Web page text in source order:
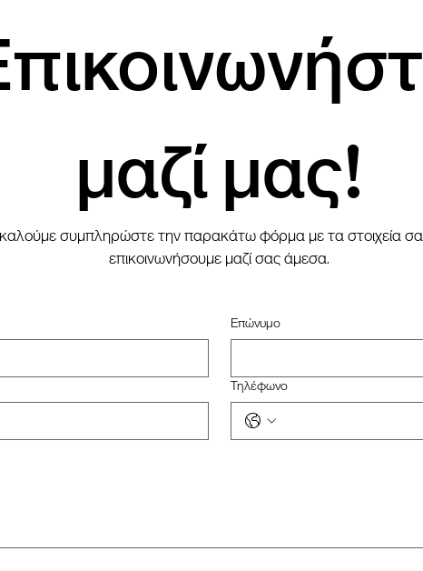
μαζί μας!
συμπληρώστε την παρακάτω φόρμα με τα στοιχεία
επικοινωνήσουμε μαζί σας άμεσα.
Επώνυμο
Τηλέφωνο